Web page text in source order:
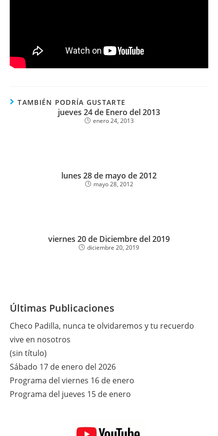
TAMBIÉN PODRÍA GUSTARTE
jueves 24 de Enero del 2013
enero 24, 2013
lunes 28 de mayo de 2012
mayo 28, 2012
viernes 20 de Diciembre del 2019
diciembre 20, 2019
Últimas Publicaciones
Checo Padilla, nunca te olvidaremos y tu recuerdo
vive en nosotros
(sin título)
Sábado 17 de enero del 2026
Programa del viernes 16 de enero
Programa del jueves 15 de enero